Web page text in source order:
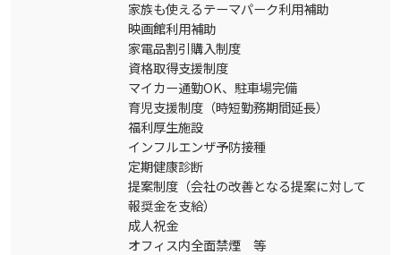
家族も使えるテーマパーク利用補助
映画館利用補助
家電品割引購入制度
資格取得支援制度
マイカー通勤OK、駐車場完備
育児支援制度（時短勤務期間延長）
福利厚生施設
インフルエンザ予防接種
定期健康診断
提案制度（会社の改善となる提案に対して
報奨金を支給）
成人祝金
オフィス内全面禁煙 等